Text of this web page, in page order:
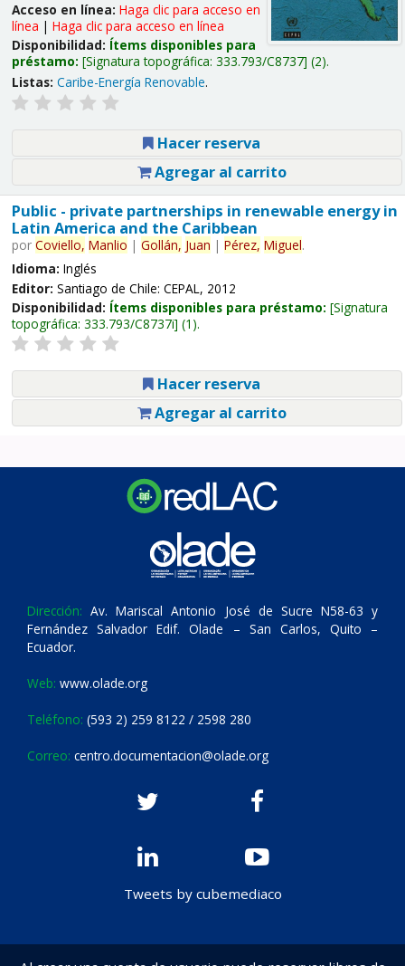
Acceso en línea: Haga clic para acceso en
línea | Haga clic para acceso en línea
Disponibilidad: Ítems disponibles para
préstamo: Signatura topográfica: 333.793/C8737 (2).
Listas: Caribe-Energía Renovable.
Hacer reserva
Agregar al carrito
Public - private partnerships in renewable energy in
Latin America and the Caribbean
por Coviello, Manlio | Gollán, Juan | Pérez, Miguel.
Idioma: Inglés
Editor: Santiago de Chile: CEPAL, 2012
Disponibilidad: Ítems disponibles para préstamo: Signatura
topográfica: 333.793/C8737i (1).
Hacer reserva
Agregar al carrito
Dirección: Av. Mariscal Antonio José de Sucre N58-63 y
Fernández Salvador Edif. Olade – San Carlos, Quito –
Ecuador.
Web: www.olade.org
Teléfono: (593 2) 259 8122 / 2598 280
Correo: centro.documentacion@olade.org
Tweets by cubemediaco